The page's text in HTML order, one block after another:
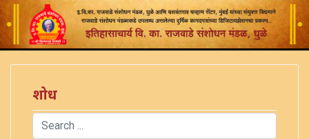
शोध
Search